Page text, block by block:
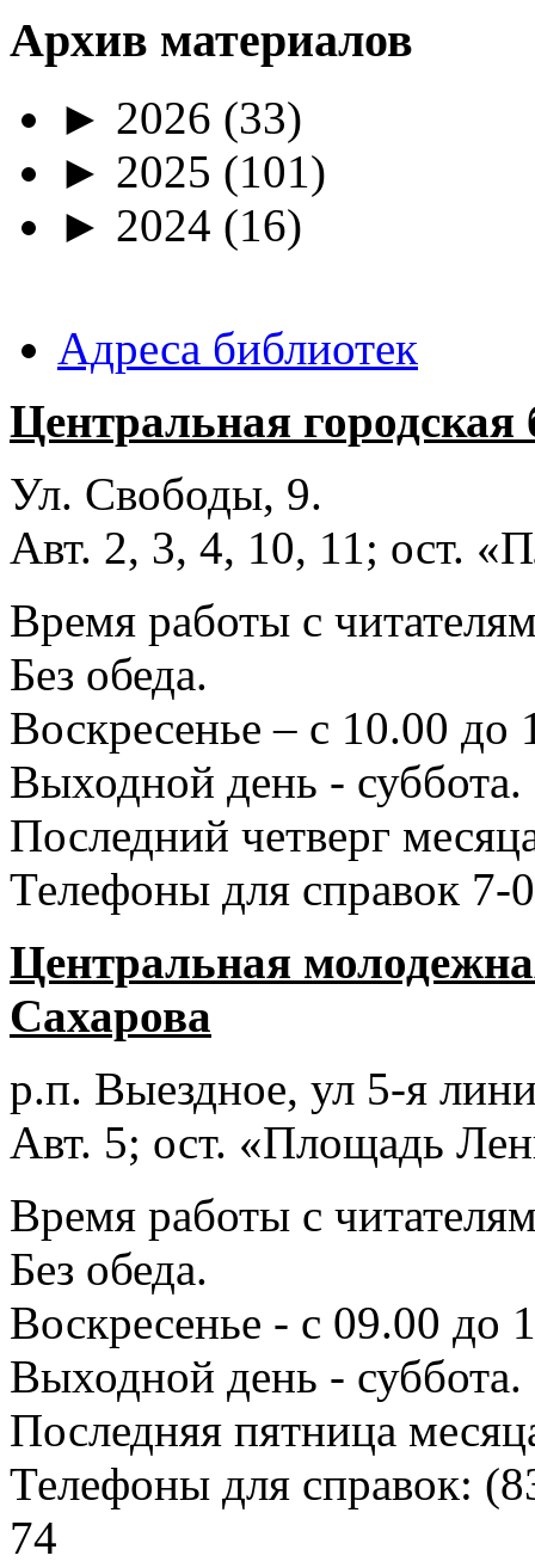
Архив материалов
► 2026 (33)
► 2025 (101)
► 2024 (16)
Адреса библиотек
Центральная
Ул. Свободы, 9.
Авт. 2, 3, 4, 10, 11; ост.
Время работы с
Без обеда.
Воскресенье – с 10.00 до
Выходной день - суббота.
Последний четверг
Телефоны для справок 7-
Центральная
Сахарова
р.п. Выездное, ул 5-я
Авт. 5; ост. «Площадь
Время работы с
Без обеда.
Воскресенье - с 09.00 до
Выходной день - суббота.
Последняя пятница
Телефоны для справок:
74